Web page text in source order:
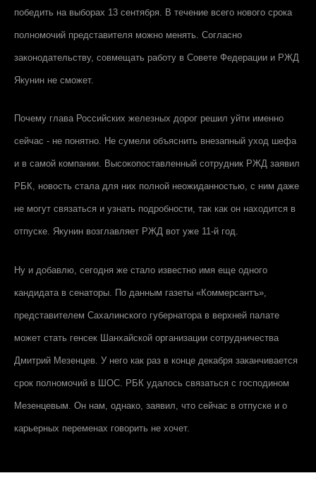
победить на выборах 13 сентября. В течение всего нового срока
полномочий представителя можно менять. Согласно
законодательству, совмещать работу в Совете Федерации и РЖД
Якунин не сможет.
Почему глава Российских железных дорог решил уйти именно
сейчас - не понятно. Не сумели объяснить внезапный уход шефа
и в самой компании. Высокопоставленный сотрудник РЖД заявил
РБК, новость стала для них полной неожиданностью, с ним даже
не могут связаться и узнать подробности, так как он находится в
отпуске. Якунин возглавляет РЖД вот уже 11-й год.
Ну и добавлю, сегодня же стало известно имя еще одного
кандидата в сенаторы. По данным газеты «Коммерсантъ»,
представителем Сахалинского губернатора в верхней палате
может стать генсек Шанхайской организации сотрудничества
Дмитрий Мезенцев. У него как раз в конце декабря заканчивается
срок полномочий в ШОС. РБК удалось связаться с господином
Мезенцевым. Он нам, однако, заявил, что сейчас в отпуске и о
карьерных переменах говорить не хочет.